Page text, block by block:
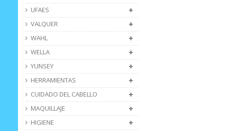
UFAES
VALQUER
WAHL
WELLA
YUNSEY
HERRAMIENTAS
CUIDADO DEL CABELLO
MAQUILLAJE
HIGIENE